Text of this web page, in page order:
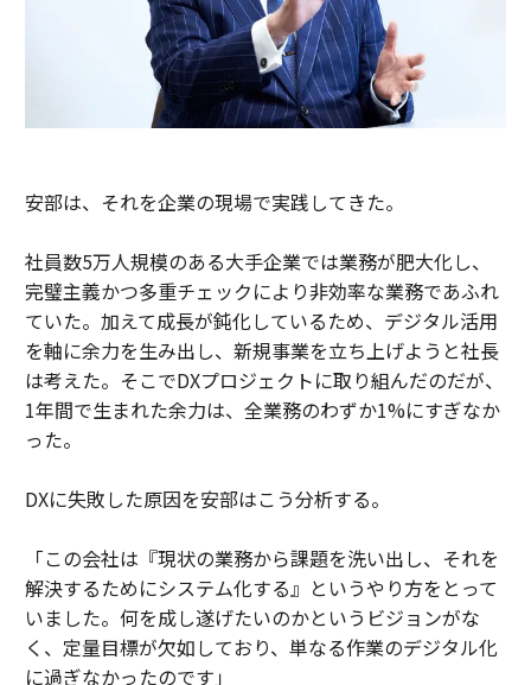
安部は、それを企業の現場で実践してきた。
社員数5万人規模のある大手企業では業務が肥大化し、
完璧主義かつ多重チェックにより非効率な業務であふれ
ていた。加えて成長が鈍化しているため、デジタル活用
を軸に余力を生み出し、新規事業を立ち上げようと社長
は考えた。そこでDXプロジェクトに取り組んだのだが、
1年間で生まれた余力は、全業務のわずか1%にすぎなか
った。
DXに失敗した原因を安部はこう分析する。
「この会社は『現状の業務から課題を洗い出し、それを
解決するためにシステム化する』というやり方をとって
いました。何を成し遂げたいのかというビジョンがな
く、定量目標が欠如しており、単なる作業のデジタル化
に過ぎなかったのです」